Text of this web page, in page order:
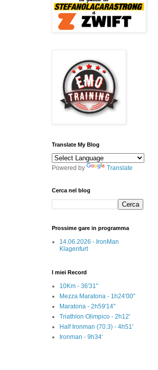
Translate My Blog
Powered by Translate
Cerca nel blog
Prossime gare in programma
14.06.2026 - IronMan
Klagenfurt
I miei Record
10Km - 36'31"
Mezza Maratona - 1h24'00"
Maratona - 2h59'14"
Triathlon Olimpico - 2h12'
Half Ironman (70.3) - 4h51'
Ironman - 9h34'